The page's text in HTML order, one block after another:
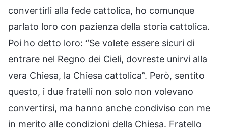
convertirli alla fede cattolica, ho comunque
parlato loro con pazienza della storia cattolica.
Poi ho detto loro: “Se volete essere sicuri di
entrare nel Regno dei Cieli, dovreste unirvi alla
vera Chiesa, la Chiesa cattolica”. Però, sentito
questo, i due fratelli non solo non volevano
convertirsi, ma hanno anche condiviso con me
in merito alle condizioni della Chiesa. Fratello